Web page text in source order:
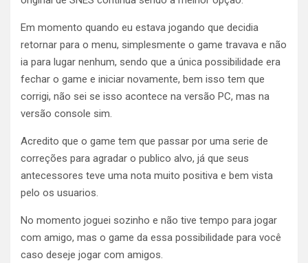
Em momento quando eu estava jogando que decidia
retornar para o menu, simplesmente o game travava e não
ia para lugar nenhum, sendo que a única possibilidade era
fechar o game e iniciar novamente, bem isso tem que
corrigi, não sei se isso acontece na versão PC, mas na
versão console sim.
Acredito que o game tem que passar por uma serie de
correções para agradar o publico alvo, já que seus
antecessores teve uma nota muito positiva e bem vista
pelo os usuarios.
No momento joguei sozinho e não tive tempo para jogar
com amigo, mas o game da essa possibilidade para você
caso deseje jogar com amigos.